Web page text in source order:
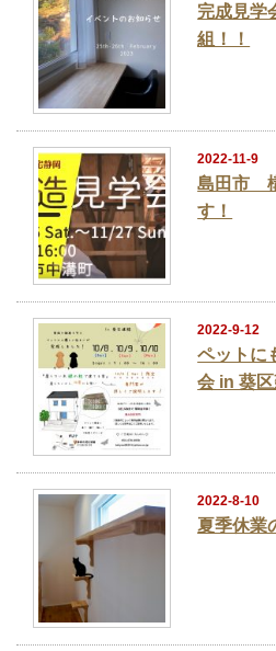
完成見学
組！！
2022-11-9
島田市
す！
2022-9-12
ペットに
会 in 葵
2022-8-10
夏季休業